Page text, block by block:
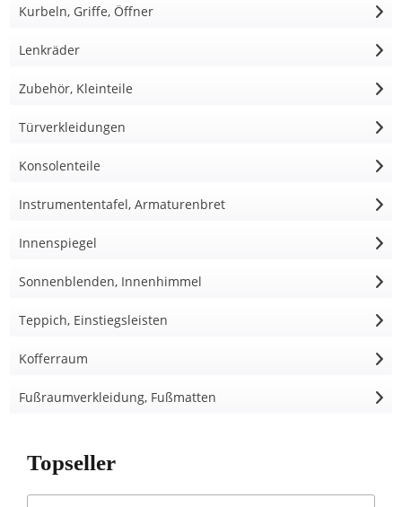
Kurbeln, Griffe, Öffner
Lenkräder
Zubehör, Kleinteile
Türverkleidungen
Konsolenteile
Instrumententafel, Armaturenbret
Innenspiegel
Sonnenblenden, Innenhimmel
Teppich, Einstiegsleisten
Kofferraum
Fußraumverkleidung, Fußmatten
Topseller